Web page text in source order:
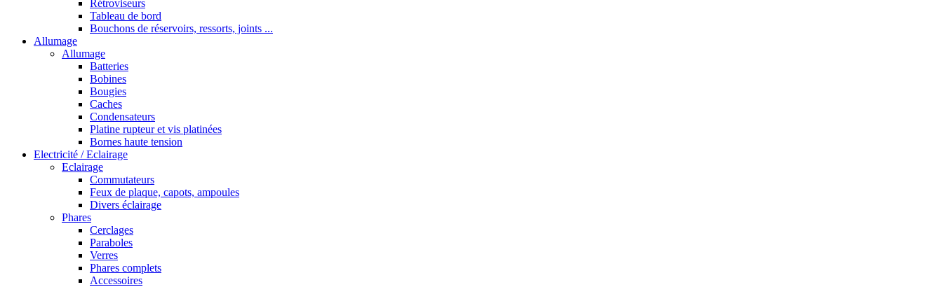
Rétroviseurs
Tableau de bord
Bouchons de réservoirs, ressorts, joints ...
Allumage
Allumage
Batteries
Bobines
Bougies
Caches
Condensateurs
Platine rupteur et vis platinées
Bornes haute tension
Electricité / Eclairage
Eclairage
Commutateurs
Feux de plaque, capots, ampoules
Divers éclairage
Phares
Cerclages
Paraboles
Verres
Phares complets
Accessoires